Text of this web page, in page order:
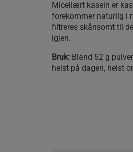
Micellært kasein er
forekommer naturlig i
filtreres skånsomt til
igjen.
Bruk:Bland 52 g
helst på dagen, helst